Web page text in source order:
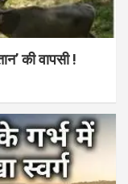
की वापसी !